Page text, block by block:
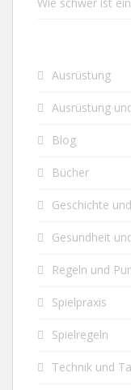
Ausrüstung
Ausrüstung
Blog
Bücher
Geschichte
Gesundheit
Regeln und
Spielpraxis
Spielregeln
Technik und